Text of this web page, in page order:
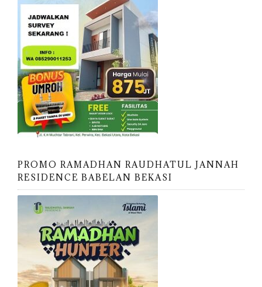
PROMO RAMADHAN RAUDHATUL JANNAH
RESIDENCE BABELAN BEKASI